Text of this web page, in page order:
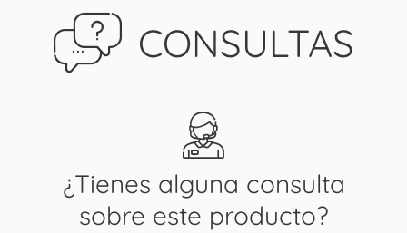
CONSULTAS
¿Tienes alguna consulta
sobre este producto?